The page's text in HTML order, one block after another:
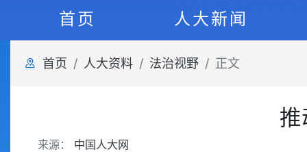
首页 人大新闻
首页 人大资料 法治视野 正文
来源： 中国人大网